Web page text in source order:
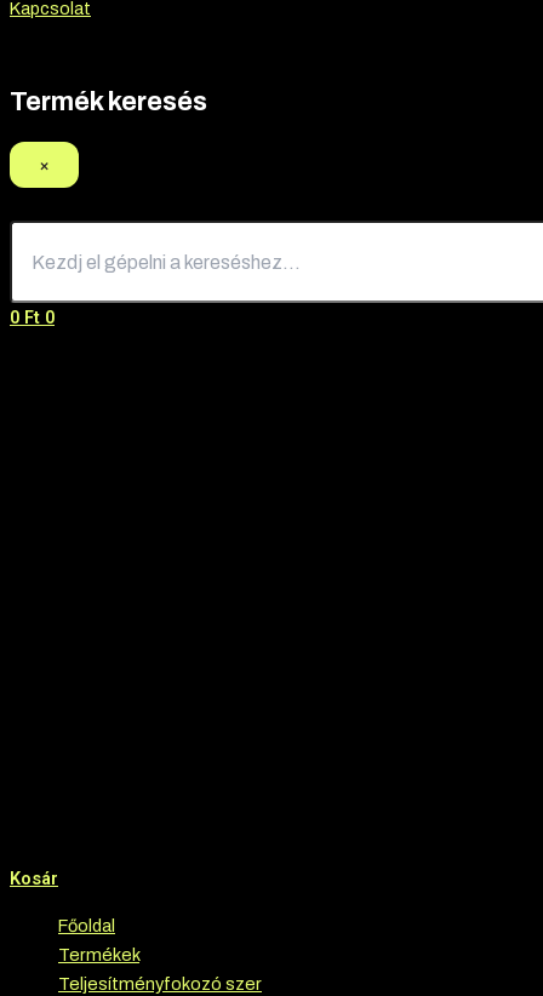
Kapcsolat
Termék keresés
×
0 Ft 0
Kosár
Főoldal
Termékek
Teljesítményfokozó szer